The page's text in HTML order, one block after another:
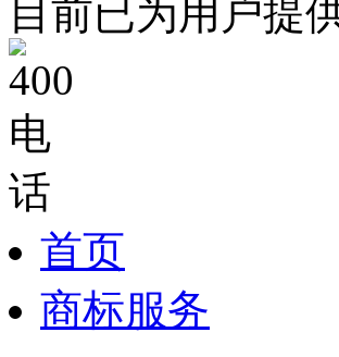
目前已为用户提
首页
商标服务